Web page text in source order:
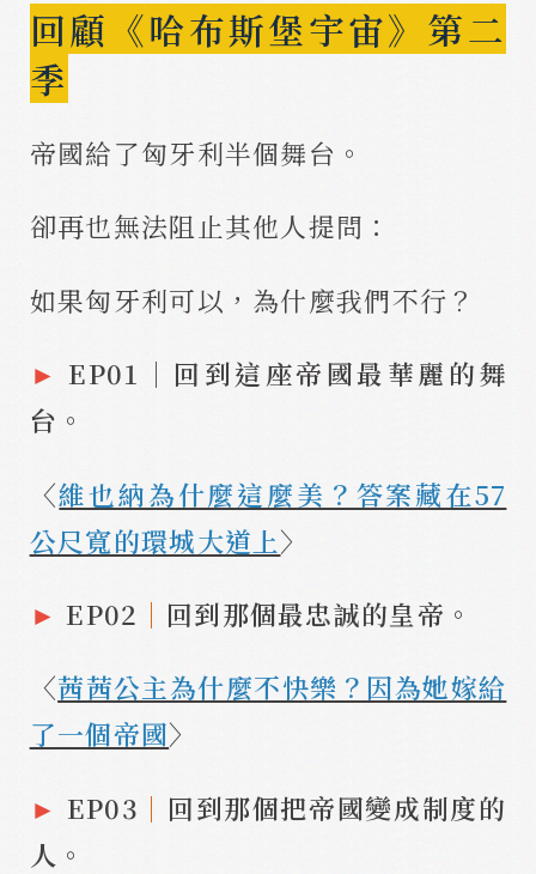
回顧《哈布斯堡宇宙》第二
季
帝國給了匈牙利半個舞台。
卻再也無法阻止其他人提問：
如果匈牙利可以，為什麼我們不行？
► EP01｜回到這座帝國最華麗的舞
台。
〈維也納為什麼這麼美？答案藏在57
公尺寬的環城大道上〉
► EP02 ｜ 回到那個最忠誠的皇帝。
〈茜茜公主為什麼不快樂？因為她嫁給
了一個帝國〉
► EP03 ｜ 回到那個把帝國變成制度的
人。